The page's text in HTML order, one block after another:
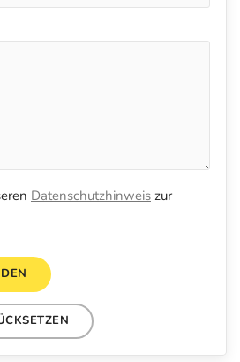
Datenschutzhinweis zur